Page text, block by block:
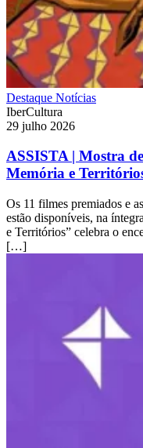
Destaque Notícias
IberCultura
29 julho 2026
ASSISTA | Mostra
Memória e
Os 11 filmes premiados e
estão disponíveis, na
e Territórios” celebra o
[…]